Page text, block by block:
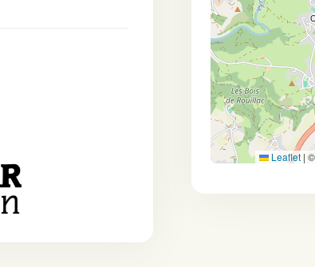
Leaflet |